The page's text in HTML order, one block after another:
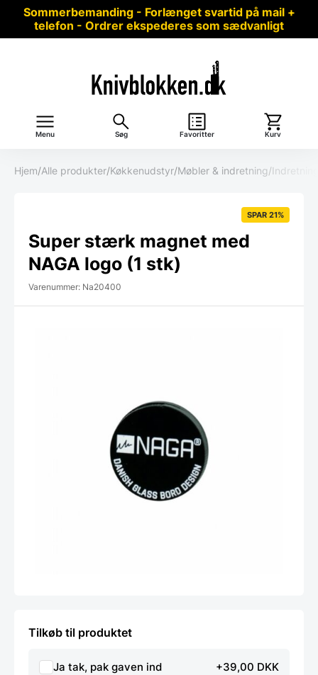
Sommerbemanding - Forlænget svartid på mail +
telefon - Ordrer ekspederes som sædvanligt
Menu Søg Favoritter Kurv
Hjem/Alle produkter/Køkkenudstyr/Møbler & indretning/
SPAR 21%
Super stærk magnet med
NAGA logo (1 stk)
Varenummer: Na20400
Tilkøb til produktet
Ja tak, pak gaven ind +39,00 DKK